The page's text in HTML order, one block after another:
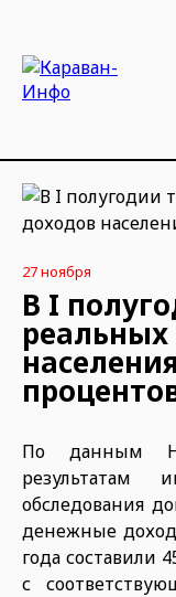
27 ноября
В I
По данным
результатам
обследования
денежные
года составили
с